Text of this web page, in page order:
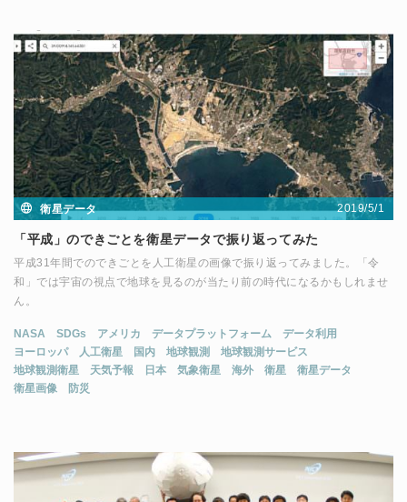
衛星データ 2019/5/1
「平成」のできごとを衛星データで振り返ってみた
平成31年間でのできごとを人工衛星の画像で振り返ってみました。「令
和」では宇宙の視点で地球を見るのが当たり前の時代になるかもしれませ
ん。
NASA SDGs アメリカ データプラットフォーム
データ利用
ヨーロッパ
人工衛星 国内 地球観測
地球観測サービス
地球観測衛星
天気予報 日本 気象衛星 海外 衛星
衛星データ
衛星画像
防災